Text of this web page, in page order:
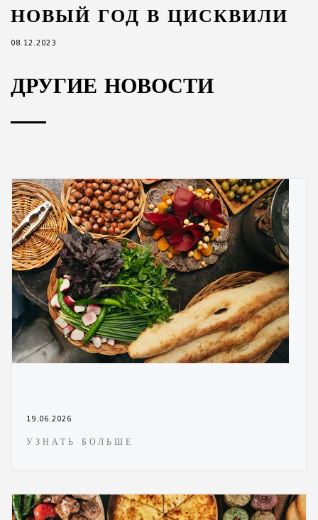
НОВЫЙ ГОД В ЦИСКВИЛИ
08.12.2023
ДРУГИЕ НОВОСТИ
19.06.2026
УЗНАТЬ БОЛЬШЕ